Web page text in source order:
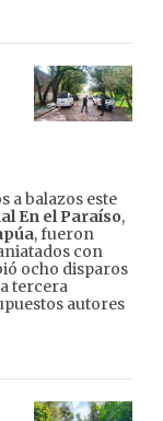
a balazos este
En el Paraíso,
, fueron
con
ocho disparos
tercera
autores